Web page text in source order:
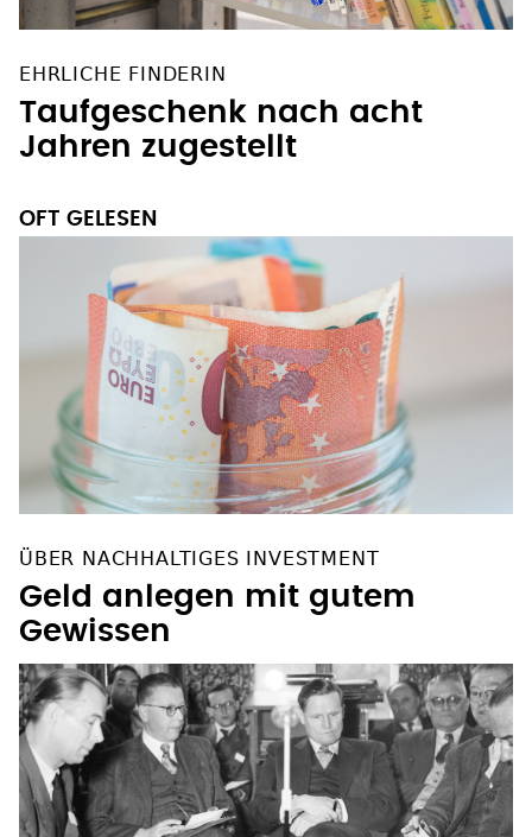
EHRLICHE FINDERIN
Taufgeschenk nach acht
Jahren zugestellt
OFT GELESEN
ÜBER NACHHALTIGES INVESTMENT
Geld anlegen mit gutem
Gewissen